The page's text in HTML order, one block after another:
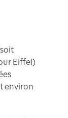
Eiffel)
environ